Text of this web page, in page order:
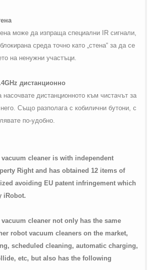
може да изпраща специални
IR сигнали,
среда точно като „стена“ за да се
на ненужни участъци.
GHz дистанционно
насочвате дистанционното към чистачът за
Също разполага с кобилични бутони, с
по-удобно.
vacuum cleaner is with independent
Right and has obtained 12 items of
avoiding EU patent infringement which
iRobot.
vacuum cleaner not only has the same
robot vacuum cleaners on the market,
scheduled cleaning, automatic charging,
etc, but also has the following